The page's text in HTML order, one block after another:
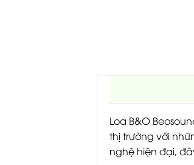
Loa B&O
thị trường với
nghệ hiện đại,